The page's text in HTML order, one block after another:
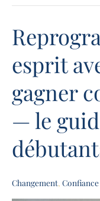
esprit
gagner
— le
Changement, Confiance
Reprogrammer
son
esprit
avec
la
PNL
confiance
soi